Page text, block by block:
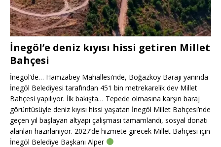
İnegöl’e deniz kıyısı hissi getiren Millet
Bahçesi
İnegöl’de… Hamzabey Mahallesi’nde, Boğazköy Barajı yanında
İnegöl Belediyesi tarafından 451 bin metrekarelik dev Millet
Bahçesi yapılıyor. İlk bakışta… Tepede olmasına karşın baraj
görüntüsüyle deniz kıyısı hissi yaşatan İnegöl Millet Bahçesi’nde
geçen yıl başlayan altyapı çalışması tamamlandı, sosyal donatı
alanları hazırlanıyor. 2027’de hizmete girecek Millet Bahçesi için
İnegöl Belediye Başkanı Alper